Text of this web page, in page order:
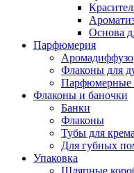
Основа
Парфюмерия
Флаконы для
Парфюмерные
Флаконы и баночки
Банки
Флаконы
Тубы для крема
Для губных
Упаковка
Шляпные